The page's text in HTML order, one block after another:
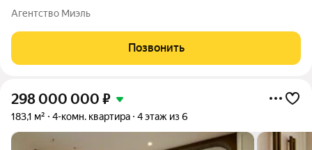
Исключительная возможность приобрести стильную
адресу: ул. Грузинский Вал, 26с1!!! Описание
Агентство Миэль
Позвонить
298 000 000 ₽
183,1 м² 4-комн. квартира 4 этаж из 6